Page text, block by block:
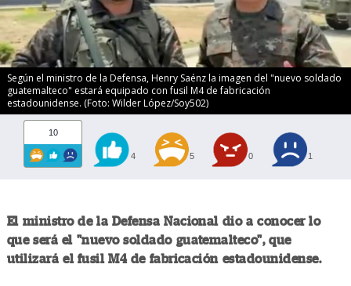
Según el ministro de la Defensa, Henry Saénz la imagen del "nuevo soldado
guatemalteco" estará equipado con fusil M4 de fabricación
estadounidense. (Foto: Wilder López/Soy502)
10
4 5 0 1
El ministro de la Defensa Nacional dio a conocer lo
que será el "nuevo soldado guatemalteco", que
utilizará el fusil M4 de fabricación estadounidense.